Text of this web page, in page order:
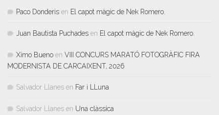
Paco Donderis en El capot màgic de Nek Romero.
Juan Bautista Puchades en El capot màgic de Nek Romero.
Ximo Bueno en VIII CONCURS MARATÓ FOTOGRÀFIC FIRA
MODERNISTA DE CARCAIXENT, 2026
Salvador Llanes en Far i LLuna
Salvador Llanes en Una clàssica